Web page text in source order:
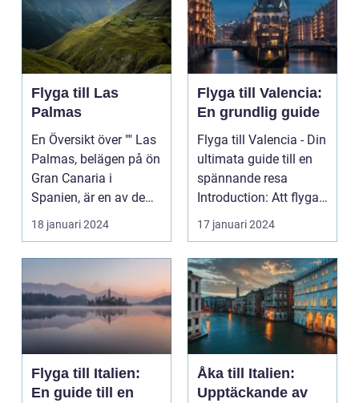
Flyga till Las
Palmas
En Översikt över "" Las
Palmas, belägen på ön
Gran Canaria i
Spanien, är en av de
mest populära des...
18 januari 2024
Flyga till Valencia:
En grundlig guide
Flyga till Valencia - Din
ultimata guide till en
spännande resa
Introduction: Att flyga
till Valenc...
17 januari 2024
Flyga till Italien:
En guide till en
Åka till Italien:
Upptäckande av